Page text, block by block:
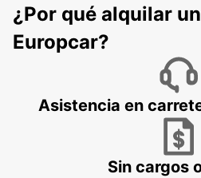
KUUSAMO CENTRO
KUUSAMO - FINLAND
¿Por qué alquilar
Europcar?
Asistencia en
Sin cargos